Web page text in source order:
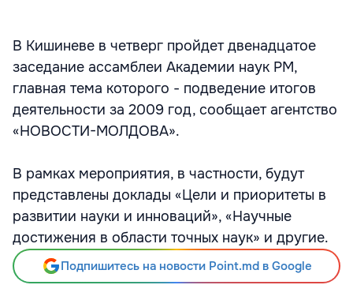
В Кишиневе в четверг пройдет двенадцатое
заседание ассамблеи Академии наук РМ,
главная тема которого - подведение итогов
деятельности за 2009 год, сообщает агентство
«НОВОСТИ-МОЛДОВА».
В рамках мероприятия, в частности, будут
представлены доклады «Цели и приоритеты в
развитии науки и инноваций», «Научные
достижения в области точных наук» и другие.
Подпишитесь на новости Point.md в Google